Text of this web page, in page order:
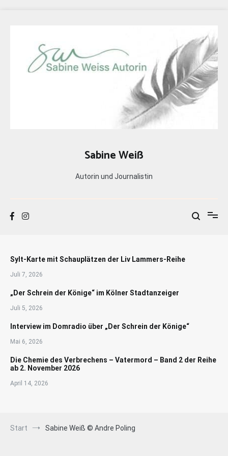
Sabine Weiß
Autorin und Journalistin
Sylt-Karte mit Schauplätzen der Liv Lammers-Reihe
Juli 7, 2026
„Der Schrein der Könige“ im Kölner Stadtanzeiger
Juli 5, 2026
Interview im Domradio über „Der Schrein der Könige“
Mai 6, 2026
Die Chemie des Verbrechens – Vatermord – Band 2 der Reihe
ab 2. November 2026
April 14, 2026
Start Sabine Weiß © Andre Poling